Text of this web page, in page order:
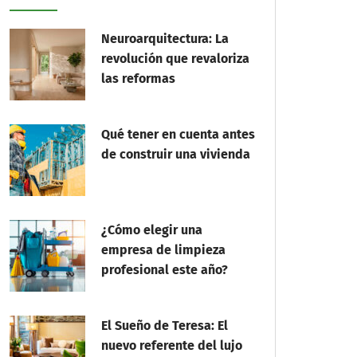
Neuroarquitectura: La
revolución que revaloriza
las reformas
Qué tener en cuenta antes
de construir una vivienda
¿Cómo elegir una
empresa de limpieza
profesional este año?
El Sueño de Teresa: El
nuevo referente del lujo